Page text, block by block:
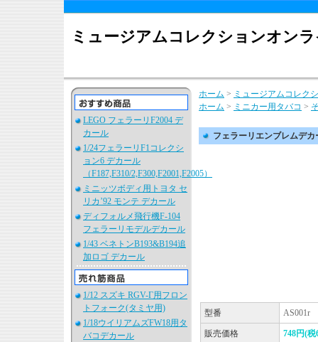
ミュージアムコレクションオン
LEGO フェラーリF2004 デ
カール
1/24フェラーリF1コレクシ
ョン6 デカール
（F187,F310/2,F300,F2001,F2005）
ミニッツボディ用トヨタ セ
リカ’92 モンテ デカール
ディフォルメ飛行機F-104
フェラーリモデルデカール
1/43 ベネトンB193&B194追
加ロゴ デカール
1/12 スズキ RGV-Γ用フロン
トフォーク(タミヤ用)
1/18ウイリアムズFW18用タ
バコデカール
ホーム > ミュージアムコレク
ホーム > ミニカー用タバコ >
フェラーリエンブレムデカ
型番 AS001r
販売価格 748円(税